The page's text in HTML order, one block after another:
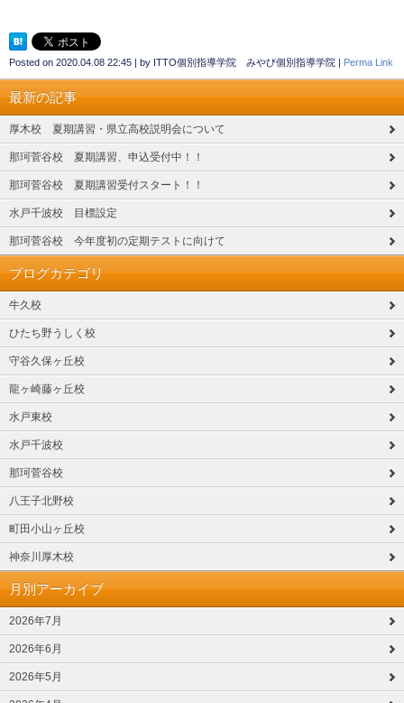
Posted on 2020.04.08 22:45 by ITTO個別指導学院 みやび個別指導学院 Perma Link
最新の記事
厚木校 夏期講習・県立高校説明会について
那珂菅谷校 夏期講習、申込受付中！！
那珂菅谷校 夏期講習受付スタート！！
水戸千波校 目標設定
那珂菅谷校 今年度初の定期テストに向けて
ブログカテゴリ
牛久校
ひたち野うしく校
守谷久保ヶ丘校
龍ヶ崎藤ヶ丘校
水戸東校
水戸千波校
那珂菅谷校
八王子北野校
町田小山ヶ丘校
神奈川厚木校
月別アーカイブ
2026年7月
2026年6月
2026年5月